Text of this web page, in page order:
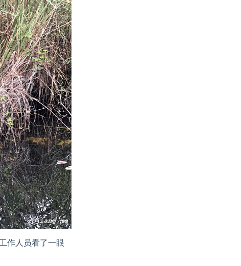
作人员看了一眼